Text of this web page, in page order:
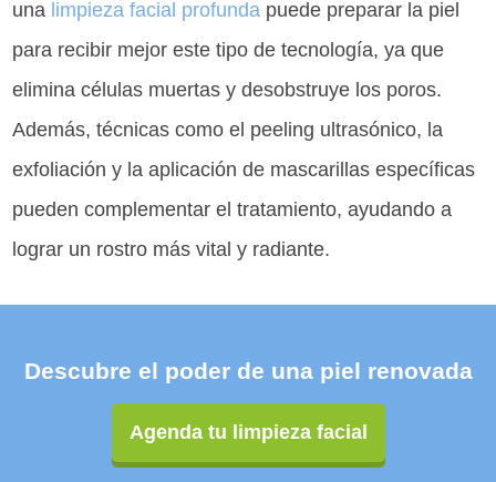
una limpieza facial profunda puede preparar la piel
para recibir mejor este tipo de tecnología, ya que
elimina células muertas y desobstruye los poros.
Además, técnicas como el peeling ultrasónico, la
exfoliación y la aplicación de mascarillas específicas
pueden complementar el tratamiento, ayudando a
lograr un rostro más vital y radiante.
Descubre el poder de una piel renovada
Agenda tu limpieza facial